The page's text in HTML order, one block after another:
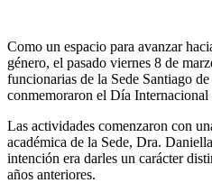
Como un espacio para avanzar
género, el pasado viernes 8 de
funcionarias de la Sede Santiago
conmemoraron el Día Internacional
Las actividades comenzaron con
académica de la Sede, Dra.
intención era darles un carácter
años anteriores.